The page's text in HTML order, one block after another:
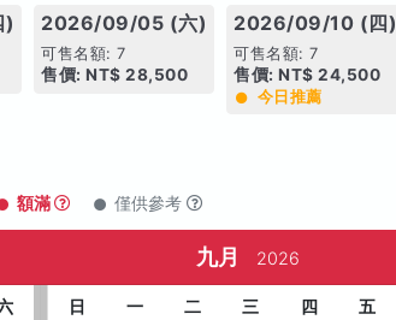
) 2026/09/05 (六)
可售名額: 7
售價: NT$ 28,500
2026/09/10 (四)
可售名額: 7
售價: NT$ 24,500
今日推薦
額滿 僅供參考
九月 2026
日 一 二 三 四 五